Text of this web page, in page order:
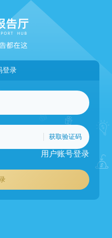
登录
获取验证码
用户账号登录